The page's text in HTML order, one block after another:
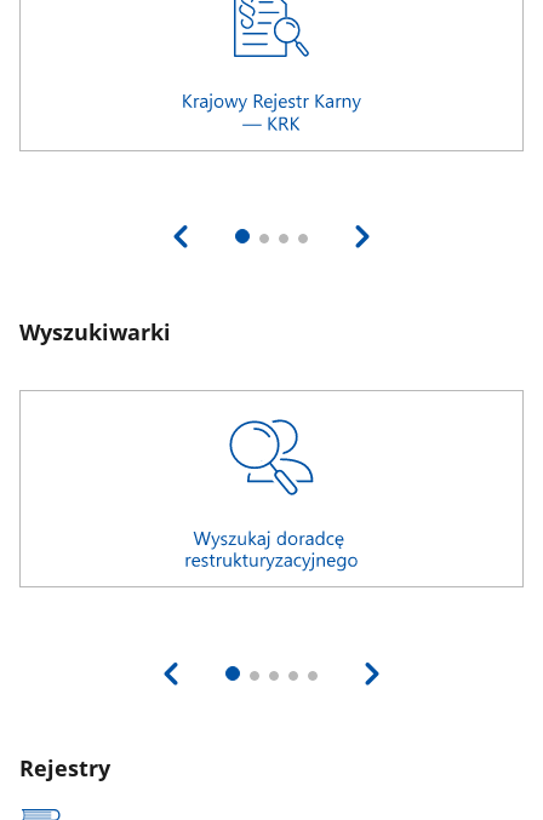
Wyszukiwarki
Rejestry